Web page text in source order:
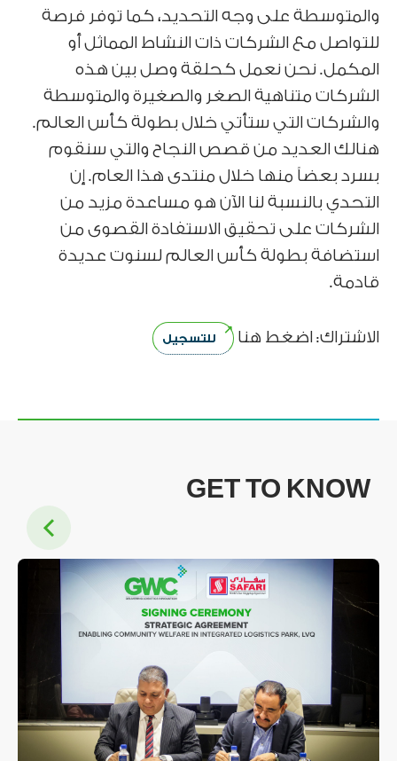
والمتوسطة على وجه التحديد، كما توفر فرصة
للتواصل مع الشركات ذات النشاط المماثل أو
المكمل. نحن نعمل كحلقة وصل بين هذه
الشركات متناهية الصغر والصغيرة والمتوسطة
والشركات التي ستأتي خلال بطولة كأس العالم.
هنالك العديد من قصص النجاح والتي سنقوم
بسرد بعضاً منها خلال منتدى هذا العام. إن
التحدي بالنسبة لنا الآن هو مساعدة مزيد من
الشركات على تحقيق الاستفادة القصوى من
استضافة بطولة كأس العالم لسنوت عديدة
قادمة.
الاشتراك: اضغط هنا للتسجيل
GET TO KNOW